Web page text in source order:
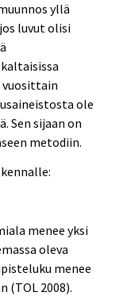
yllä
luvut olisi
vuosittain
ole
Sen sijaan on
metodiin.
menee yksi
oleva
menee
(TOL 2008).